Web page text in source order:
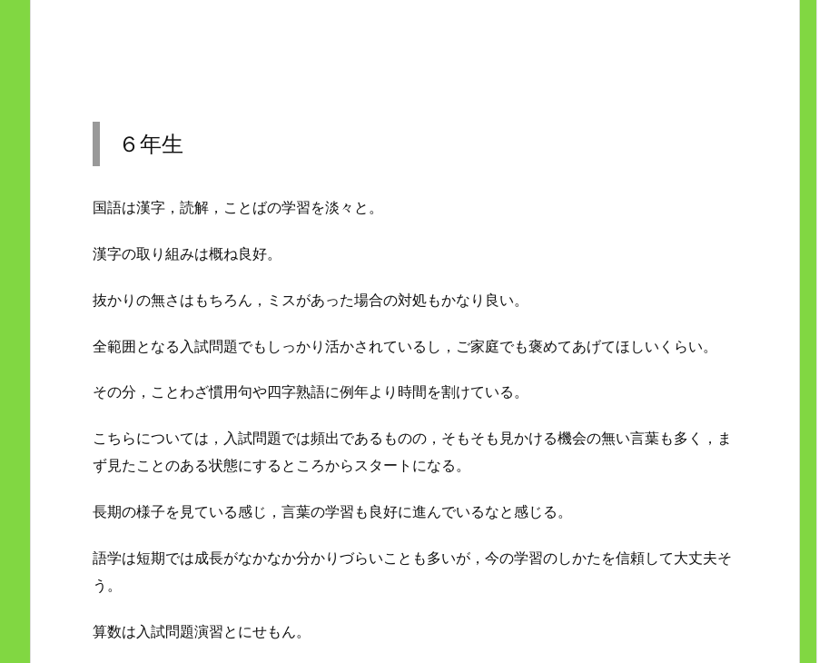
６年生
国語は漢字，読解，ことばの学習を淡々と。
漢字の取り組みは概ね良好。
抜かりの無さはもちろん，ミスがあった場合の対処もかなり良い。
全範囲となる入試問題でもしっかり活かされているし，ご家庭でも褒めてあげてほしいくらい。
その分，ことわざ慣用句や四字熟語に例年より時間を割けている。
こちらについては，入試問題では頻出であるものの，そもそも見かける機会の無い言葉も多く，ま
ず見たことのある状態にするところからスタートになる。
長期の様子を見ている感じ，言葉の学習も良好に進んでいるなと感じる。
語学は短期では成長がなかなか分かりづらいことも多いが，今の学習のしかたを信頼して大丈夫そ
う。
算数は入試問題演習とにせもん。